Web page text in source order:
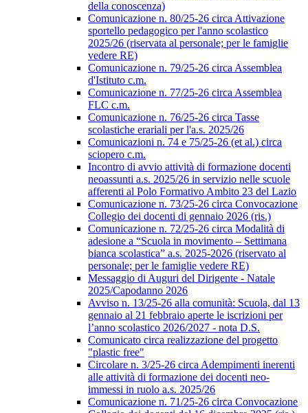
della conoscenza)
Comunicazione n. 80/25-26 circa Attivazione
sportello pedagogico per l'anno scolastico
2025/26 (riservata al personale; per le famiglie
vedere RE)
Comunicazione n. 79/25-26 circa Assemblea
d'Istituto c.m.
Comunicazione n. 77/25-26 circa Assemblea
FLC c.m.
Comunicazione n. 76/25-26 circa Tasse
scolastiche erariali per l'a.s. 2025/26
Comunicazioni n. 74 e 75/25-26 (et al.) circa
sciopero c.m.
Incontro di avvio attività di formazione docenti
neoassunti a.s. 2025/26 in servizio nelle scuole
afferenti al Polo Formativo Ambito 23 del Lazio
Comunicazione n. 73/25-26 circa Convocazione
Collegio dei docenti di gennaio 2026 (ris.)
Comunicazione n. 72/25-26 circa Modalità di
adesione a “Scuola in movimento – Settimana
bianca scolastica” a.s. 2025-2026 (riservato al
personale; per le famiglie vedere RE)
Messaggio di Auguri del Dirigente - Natale
2025/Capodanno 2026
Avviso n. 13/25-26 alla comunità: Scuola, dal 13
gennaio al 21 febbraio aperte le iscrizioni per
l’anno scolastico 2026/2027 - nota D.S.
Comunicato circa realizzazione del progetto
"plastic free"
Circolare n. 3/25-26 circa Adempimenti inerenti
alle attività di formazione dei docenti neo-
immessi in ruolo a.s. 2025/26
Comunicazione n. 71/25-26 circa Convocazione